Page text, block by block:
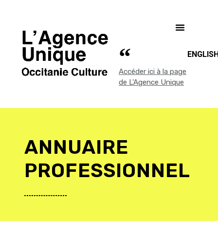
Accéder ici à la page
de L'Agence Unique
ANNUAIRE
PROFESSIONNEL